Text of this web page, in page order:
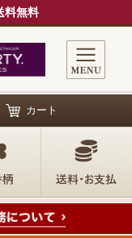
料無料
カート